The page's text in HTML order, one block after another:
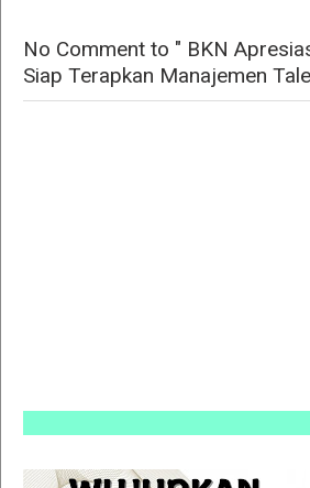
No Comment to " BKN
Siap Terapkan Manajemen